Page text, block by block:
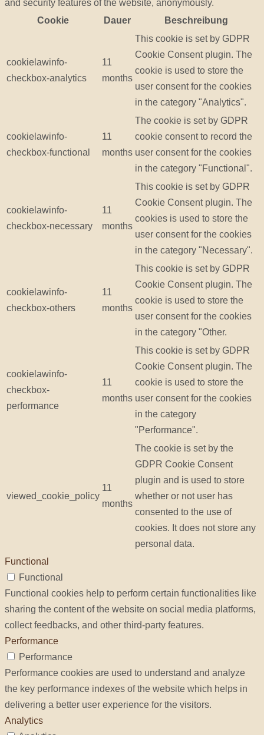
and security features of the website, anonymously.
Cookie
Dauer Beschreibung
cookielawinfo-
checkbox-analytics
11
months
This cookie is set by GDPR
Cookie Consent plugin. The
cookie is used to store the
user consent for the cookies
in the category "Analytics".
cookielawinfo-
checkbox-functional
11
months
The cookie is set by GDPR
cookie consent to record the
user consent for the cookies
in the category "Functional".
cookielawinfo-
checkbox-necessary
11
months
This cookie is set by GDPR
Cookie Consent plugin. The
cookies is used to store the
user consent for the cookies
in the category "Necessary".
cookielawinfo-
checkbox-others
11
months
This cookie is set by GDPR
Cookie Consent plugin. The
cookie is used to store the
user consent for the cookies
in the category "Other.
cookielawinfo-
checkbox-
performance
11
months
This cookie is set by GDPR
Cookie Consent plugin. The
cookie is used to store the
user consent for the cookies
in the category
"Performance".
viewed_cookie_policy
11
months
The cookie is set by the
GDPR Cookie Consent
plugin and is used to store
whether or not user has
consented to the use of
cookies. It does not store any
personal data.
Functional
Functional
Functional cookies help to perform certain functionalities like
sharing the content of the website on social media platforms,
collect feedbacks, and other third-party features.
Performance
Performance
Performance cookies are used to understand and analyze
the key performance indexes of the website which helps in
delivering a better user experience for the visitors.
Analytics